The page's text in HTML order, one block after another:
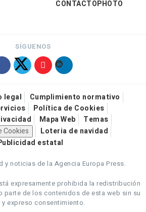
CONTACTOPHOTO
SÍGUENOS
legal
Cumplimiento normativo
Política de Cookies
Mapa Web
Temas
Cookies
Loteria de navidad
estatal
y noticias de la Agencia Europa Press.
expresamente prohibida la redistribución
parte de los contenidos de esta web sin su
y expreso consentimiento.